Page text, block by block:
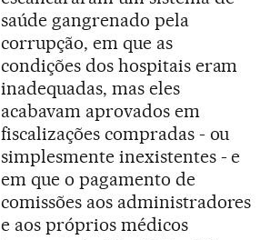
saúde gangrenado pela
corrupção, em que as
condições dos hospitais eram
inadequadas, mas eles
acabavam aprovados em
fiscalizações compradas - ou
simplesmente inexistentes - e
em que o pagamento de
comissões aos administradores
e aos próprios médicos